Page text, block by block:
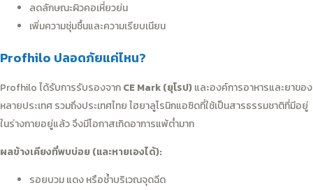
ลดลักษณะผิวคอเหี่ยวย่น
เพิ่มความชุ่มชื้นและความเรียบเนียน
Profhilo ปลอดภัยแค่ไหน?
Profhilo ได้รับการรับรองจากCE Mark (ยุโรป)และองค์การอาหารและยาของ
หลายประเทศ รวมถึงประเทศไทย ไฮยาลูโรนิกแอซิดที่ใช้เป็นสารธรรมชาติที่มีอยู่
ในร่างกายอยู่แล้ว จึงมีโอกาสเกิดอาการแพ้ต่ำมาก
ผลข้างเคียงที่พบบ่อย (และหายเองได้):
รอยบวม แดง หรือช้ำบริเวณจุดฉีด